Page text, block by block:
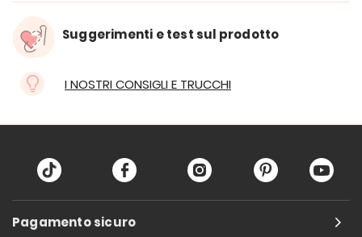
Suggerimenti e test sul prodotto
I NOSTRI CONSIGLI E TRUCCHI
Pagamento sicuro